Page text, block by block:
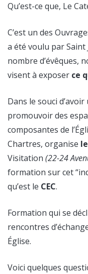
Qu’est-ce que, Le
C’est un des
a été voulu par
nombre d’évêques,
visent à exposer ce
Dans le souci
promouvoir des
composantes de
Chartres, organise
Visitation (22-24
formation sur cet
qu’est le CEC.
Formation qui se
rencontres
Église.
Voici quelques